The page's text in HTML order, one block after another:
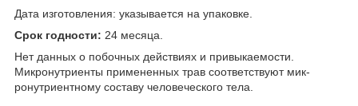
Дата изготовления: указывается на упаковке.
Срок годности: 24 месяца.
Нет данных о побочных действиях и привыкаемости.
Микронутриенты примененных трав соответствуют мик-
ронутриентному составу человеческого тела.